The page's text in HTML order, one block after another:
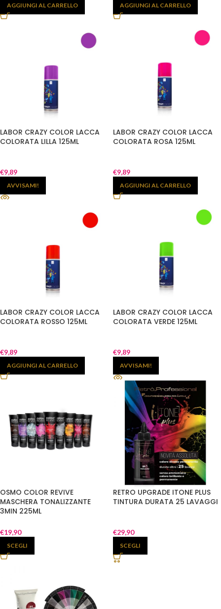
AGGIUNGI AL CARRELLO AGGIUNGI AL CARRELLO
LABOR CRAZY COLOR LACCA
COLORATA LILLA 125ML
€9,89
AVVISAMI!
LABOR CRAZY COLOR LACCA
COLORATA ROSA 125ML
€9,89
AGGIUNGI AL CARRELLO
LABOR CRAZY COLOR LACCA
COLORATA ROSSO 125ML
€9,89
AGGIUNGI AL CARRELLO
LABOR CRAZY COLOR LACCA
COLORATA VERDE 125ML
€9,89
AVVISAMI!
OSMO COLOR REVIVE
MASCHERA TONALIZZANTE
3MIN 225ML
€19,90
SCEGLI
RETRO UPGRADE ITONE PLUS
TINTURA DURATA 25 LAVAGGI
€29,90
SCEGLI